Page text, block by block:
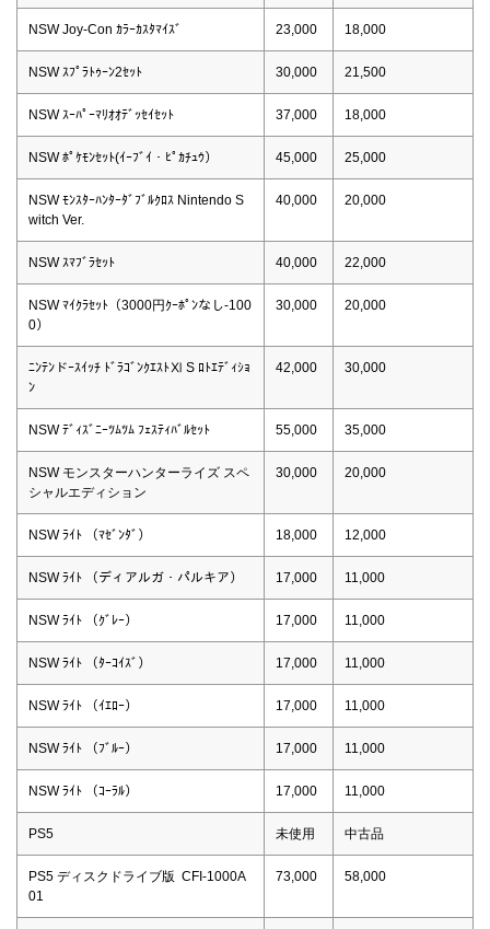
NSW Joy-Con ｶﾗｰｶｽﾀﾏｲｽﾞ 23,000 18,000
NSW ｽﾌﾟﾗﾄｩｰﾝ2ｾｯﾄ 30,000 21,500
NSW ｽｰﾊﾟｰﾏﾘｵｵﾃﾞｯｾｲｾｯﾄ 37,000 18,000
NSW ﾎﾟｹﾓﾝｾｯﾄ(ｲｰﾌﾞｲ・ﾋﾟｶﾁｭｳ） 45,000 25,000
NSW ﾓﾝｽﾀｰﾊﾝﾀｰﾀﾞﾌﾞﾙｸﾛｽ Nintendo S
witch Ver.
40,000 20,000
NSW ｽﾏﾌﾞﾗｾｯﾄ 40,000 22,000
NSW ﾏｲｸﾗｾｯﾄ（3000円ｸｰﾎﾟﾝなし-100
0）
30,000 20,000
ﾆﾝﾃﾝドｰｽｲｯﾁ ﾄﾞﾗｺﾞﾝｸｴｽﾄⅪ S ﾛﾄｴﾃﾞｨｼｮ
ﾝ
42,000 30,000
NSW ﾃﾞｨｽﾞﾆｰﾂﾑﾂﾑ ﾌｪｽﾃｨﾊﾞﾙｾｯﾄ 55,000 35,000
NSW モンスターハンターライズ スペ
シャルエディション
30,000 20,000
NSW ﾗｲﾄ （ﾏｾﾞﾝﾀﾞ） 18,000 12,000
NSW ﾗｲﾄ （ディアルガ・パルキア） 17,000 11,000
NSW ﾗｲﾄ （ｸﾞﾚｰ） 17,000 11,000
NSW ﾗｲﾄ （ﾀｰｺｲｽﾞ） 17,000 11,000
NSW ﾗｲﾄ （ｲｴﾛｰ） 17,000 11,000
NSW ﾗｲﾄ （ﾌﾞﾙｰ） 17,000 11,000
NSW ﾗｲﾄ （ｺｰﾗﾙ） 17,000 11,000
PS5 未使用 中古品
PS5 ディスクドライブ版 CFI-1000A
01
73,000 58,000